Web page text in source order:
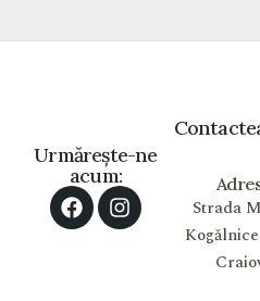
Strada
Urmărește-ne
acum: